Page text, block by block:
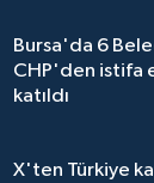
Bursa'da 6
CHP'den istifa
katıldı
X'ten Türkiye